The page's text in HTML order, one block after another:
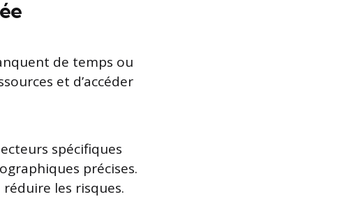
de temps ou
et d’accéder
spécifiques
précises.
les risques.